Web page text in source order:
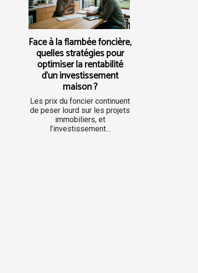
Face à la flambée foncière,
quelles stratégies pour
optimiser la rentabilité
d’un investissement
maison ?
Les prix du foncier continuent
de peser lourd sur les projets
immobiliers, et
l’investissement...